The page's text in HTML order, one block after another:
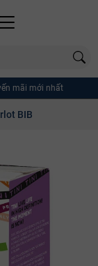
mãi mới nhất
BIB